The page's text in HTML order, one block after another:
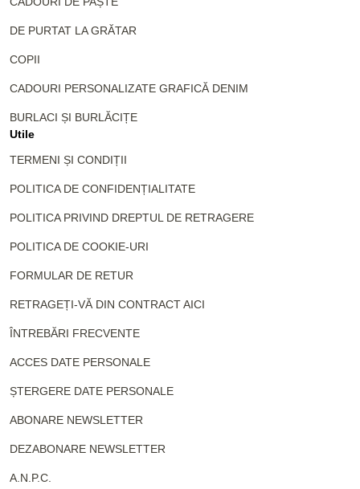
DE PURTAT LA GRĂTAR
COPII
CADOURI PERSONALIZATE GRAFICĂ DENIM
BURLACI ȘI BURLĂCIȚE
Utile
TERMENI ȘI CONDIȚII
POLITICA DE CONFIDENȚIALITATE
POLITICA PRIVIND DREPTUL DE RETRAGERE
POLITICA DE COOKIE-URI
FORMULAR DE RETUR
RETRAGEȚI-VĂ DIN CONTRACT AICI
ÎNTREBĂRI FRECVENTE
ACCES DATE PERSONALE
ȘTERGERE DATE PERSONALE
ABONARE NEWSLETTER
DEZABONARE NEWSLETTER
A.N.P.C.